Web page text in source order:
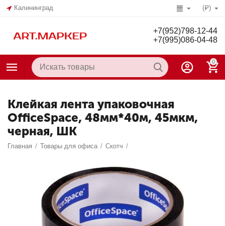
Калининград (₽)
+7(952)798-12-44
+7(995)086-04-48
0
Клейкая лента упаковочная
OfficeSpace, 48мм*40м, 45мкм,
черная, ШК
Главная / Товары для офиса / Скотч /